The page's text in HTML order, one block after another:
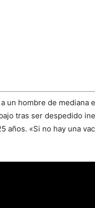
un hombre de mediana
tras ser despedido
años. «Si no hay una